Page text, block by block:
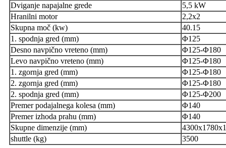
Dviganje napajalne grede
5,5 kW
Hranilni motor
2,2x2
Skupna moč (kw)
40.15
1. spodnja gred (mm)
Φ125
Desno navpično vreteno (mm)
Φ125-Φ180
Levo navpično vreteno (mm)
Φ125-Φ180
1. zgornja gred (mm)
Φ125-Φ180
2. zgornja gred (mm)
Φ125-Φ180
2. spodnja gred (mm)
Φ125-Φ200
Premer podajalnega kolesa (mm)
Φ140
Premer izhoda prahu (mm)
Φ140
Skupne dimenzije (mm)
shuttle (kg)
3500